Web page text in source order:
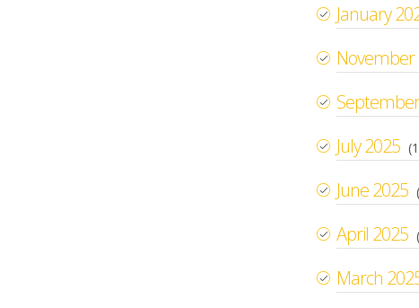
January
November
July 2025
June 2025
April 2025
March